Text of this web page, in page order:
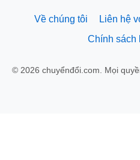
Về chúng tôi Liên hệ
Chính sách
© 2026 chuyểnđổi.com. Mọi